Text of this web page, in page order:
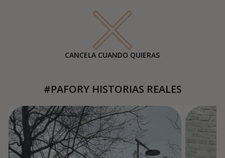
CANCELA CUANDO QUIERAS
#PAFORY HISTORIAS REALES